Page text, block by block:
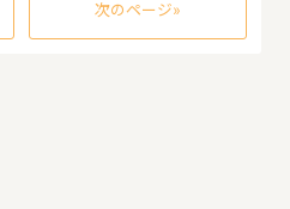
次のページ»